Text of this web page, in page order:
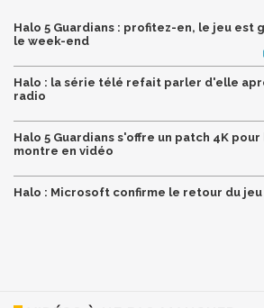
Halo 5 Guardians : profitez-en, le jeu
le week-end
Halo : la série télé refait parler d'elle
radio
Halo 5 Guardians s'offre un patch 4K pour
montre en vidéo
Halo : Microsoft confirme le retour du